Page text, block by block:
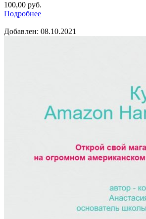
100,00 руб.
Подробнее
Добавлен: 08.10.2021